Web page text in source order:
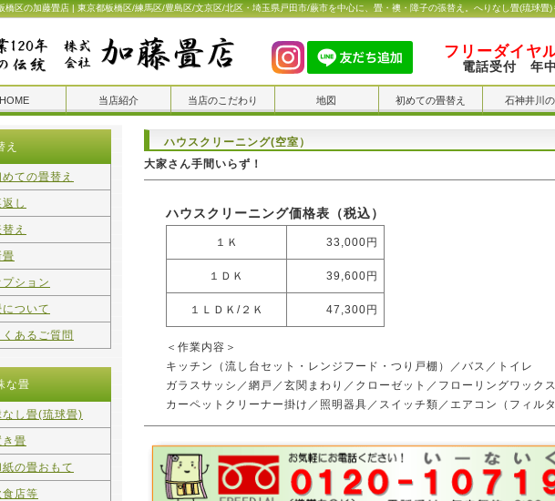
橋区の加藤畳店 | 東京都板橋区/練馬区/豊島区/文京区/北区・埼玉県戸田市/蕨市を中心に、畳・襖・障子の張替え。へりなし畳(琉球畳)
フリーダイヤ
電話受付 年
HOME 当店紹介 当店のこだわり 地図 初めての畳替え 石神井川
ハウスクリーニング(空室）
大家さん手間いらず！
ハウスクリーニング価格表（税込）
１Ｋ 33,000円
１ＤＫ 39,600円
１ＬＤＫ/２Ｋ 47,300円
＜作業内容＞
キッチン（流し台セット・レンジフード・つり戸棚）／バス／トイレ
ガラスサッシ／網戸／玄関まわり／クローゼット／フローリングワックス
カーペットクリーナー掛け／照明器具／スイッチ類／エアコン（フィル
え
めての畳替え
し
え
畳
プション
について
くあるご質問
な畳
なし畳(琉球畳)
き畳
紙の畳おもて
食店等